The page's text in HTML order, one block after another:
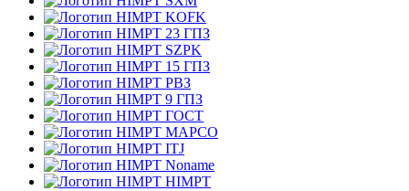
KOFK
23 ГПЗ
SZPK
15 ГПЗ
РВЗ
9 ГПЗ
ГОСТ
MAPCO
ITJ
Noname
HIMPT